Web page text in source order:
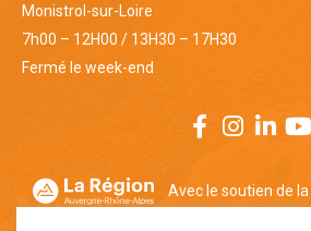
Monistrol-sur-Loire
7h00 – 12H00 / 13H30 – 17H30
Fermé le week-end
Avec le soutien de